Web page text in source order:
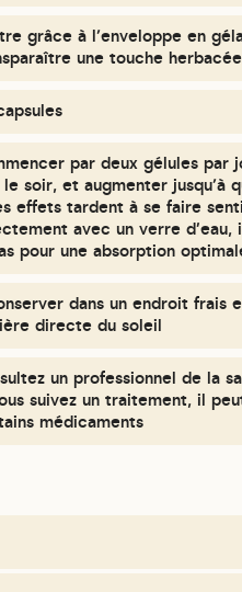
grâce à l’enveloppe en
une touche
par deux gélules par
le soir, et augmenter jusqu’à
effets tardent à se faire
avec un verre d'eau,
pour une absorption
dans un endroit frais
directe du soleil
un professionnel de la
suivez un traitement, il
médicaments